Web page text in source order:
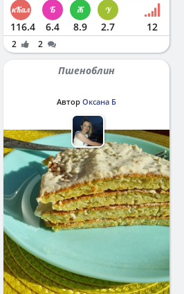
116.4 6.4 8.9 2.7 12
2 2
Пшеноблин
Автор Оксана Б